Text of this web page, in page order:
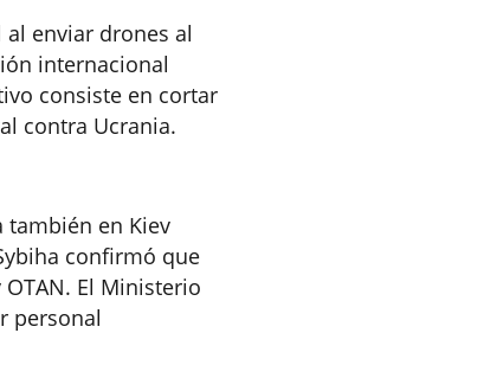
enviar drones al
internacional
consiste en cortar
contra Ucrania.
también en Kiev
confirmó que
El Ministerio
personal